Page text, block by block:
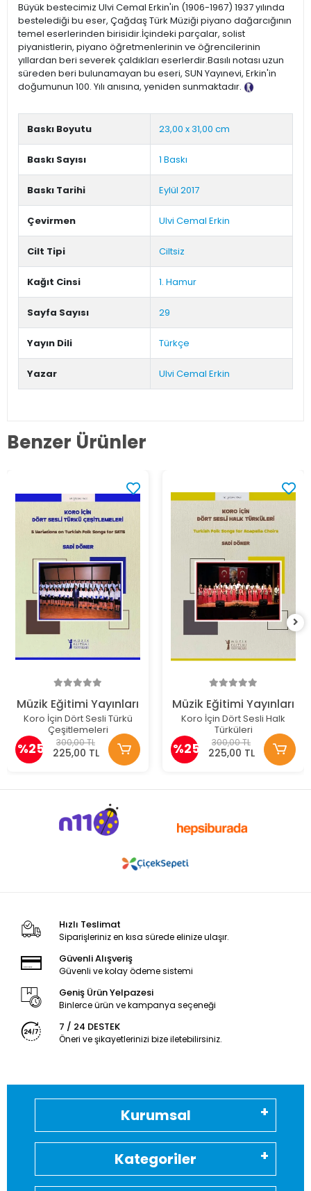
Büyük bestecimiz Ulvi Cemal Erkin'in (1906-1967) 1937 yılında
bestelediği bu eser, Çağdaş Türk Müziği piyano dağarcığının
temel eserlerinden birisidir.İçindeki parçalar, solist
piyanistlerin, piyano öğretmenlerinin ve öğrencilerinin
yıllardan beri severek çaldıkları eserlerdir.Basılı notası uzun
süreden beri bulunamayan bu eseri, SUN Yayınevi, Erkin'in
doğumunun 100. Yılı anısına, yeniden sunmaktadır.
Baskı Boyutu 23,00 x 31,00 cm
Baskı Sayısı 1 Baskı
Baskı Tarihi Eylül 2017
Çevirmen Ulvi Cemal Erkin
Cilt Tipi Ciltsiz
Kağıt Cinsi 1. Hamur
Sayfa Sayısı 29
Yayın Dili Türkçe
Yazar Ulvi Cemal Erkin
Benzer Ürünler
Müzik Eğitimi Yayınları
Koro İçin Dört Sesli Türkü
Çeşitlemeleri
%25 300,00 TL
225,00 TL
Müzik Eğitimi Yayınları
Koro İçin Dört Sesli Halk
Türküleri
%25 300,00 TL
225,00 TL
Hızlı Teslimat
Siparişleriniz en kısa sürede elinize ulaşır.
Güvenli Alışveriş
Güvenli ve kolay ödeme sistemi
Geniş Ürün Yelpazesi
Binlerce ürün ve kampanya seçeneği
7 / 24 DESTEK
Öneri ve şikayetlerinizi bize iletebilirsiniz.
Kurumsal
Kategoriler